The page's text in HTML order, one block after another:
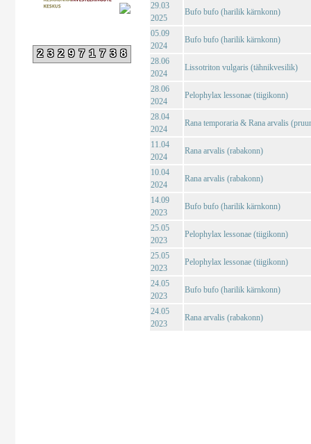
232971738
29.03
2025
Bufo bufo (harilik kärnkonn)
05.09
2024
Bufo bufo (harilik kärnkonn)
28.06
2024
Lissotriton vulgaris (tähnikvesilik)
28.06
2024
Pelophylax lessonae (tiigikonn)
28.04
2024
Rana temporaria & Rana arvalis
11.04
2024
Rana arvalis (rabakonn)
10.04
2024
Rana arvalis (rabakonn)
14.09
2023
Bufo bufo (harilik kärnkonn)
25.05
2023
Pelophylax lessonae (tiigikonn)
25.05
2023
Pelophylax lessonae (tiigikonn)
24.05
2023
Bufo bufo (harilik kärnkonn)
24.05
2023
Rana arvalis (rabakonn)